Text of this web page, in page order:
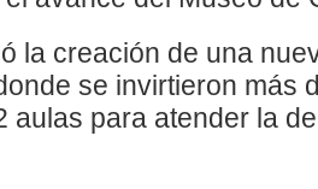
la creación de una
se invirtieron más
aulas para atender la